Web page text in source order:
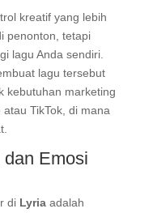
kreatif yang lebih
penonton, tetapi
lagu Anda sendiri.
lagu tersebut
kebutuhan marketing
TikTok, di mana
Emosi
di Lyriaadalah